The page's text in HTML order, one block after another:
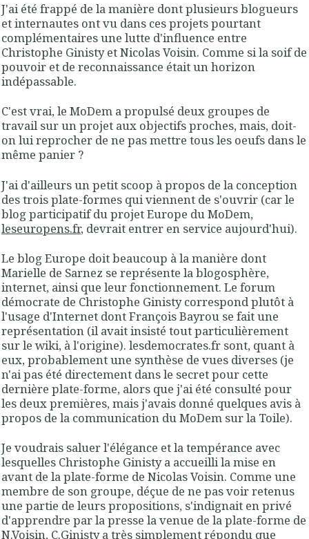
J'ai été frappé de la manière dont plusieurs blogueurs
et internautes ont vu dans ces projets pourtant
complémentaires une lutte d'influence entre
Christophe Ginisty et Nicolas Voisin. Comme si la soif de
pouvoir et de reconnaissance était un horizon
indépassable.
C'est vrai, le MoDem a propulsé deux groupes de
travail sur un projet aux objectifs proches, mais, doit-
on lui reprocher de ne pas mettre tous les oeufs dans le
même panier ?
J'ai d'ailleurs un petit scoop à propos de la conception
des trois plate-formes qui viennent de s'ouvrir (car le
blog participatif du projet Europe du MoDem,
leseuropens.fr, devrait entrer en service aujourd'hui).
Le blog Europe doit beaucoup à la manière dont
Marielle de Sarnez se représente la blogosphère,
internet, ainsi que leur fonctionnement. Le forum
démocrate de Christophe Ginisty correspond plutôt à
l'usage d'Internet dont François Bayrou se fait une
représentation (il avait insisté tout particulièrement
sur le wiki, à l'origine). lesdemocrates.fr sont, quant à
eux, probablement une synthèse de vues diverses (je
n'ai pas été directement dans le secret pour cette
dernière plate-forme, alors que j'ai été consulté pour
les deux premières, mais j'avais donné quelques avis à
propos de la communication du MoDem sur la Toile).
Je voudrais saluer l'élégance et la tempérance avec
lesquelles Christophe Ginisty a accueilli la mise en
avant de la plate-forme de Nicolas Voisin. Comme une
membre de son groupe, déçue de ne pas voir retenus
une partie de leurs propositions, s'indignait en privé
d'apprendre par la presse la venue de la plate-forme de
N.Voisin, C.Ginisty a très simplement répondu que